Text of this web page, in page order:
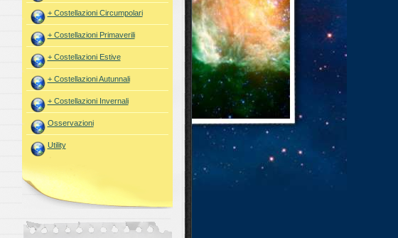
+ Costellazioni Circumpolari
+ Costellazioni Primaverili
+ Costellazioni Estive
+ Costellazioni Autunnali
+ Costellazioni Invernali
Osservazioni
Utility